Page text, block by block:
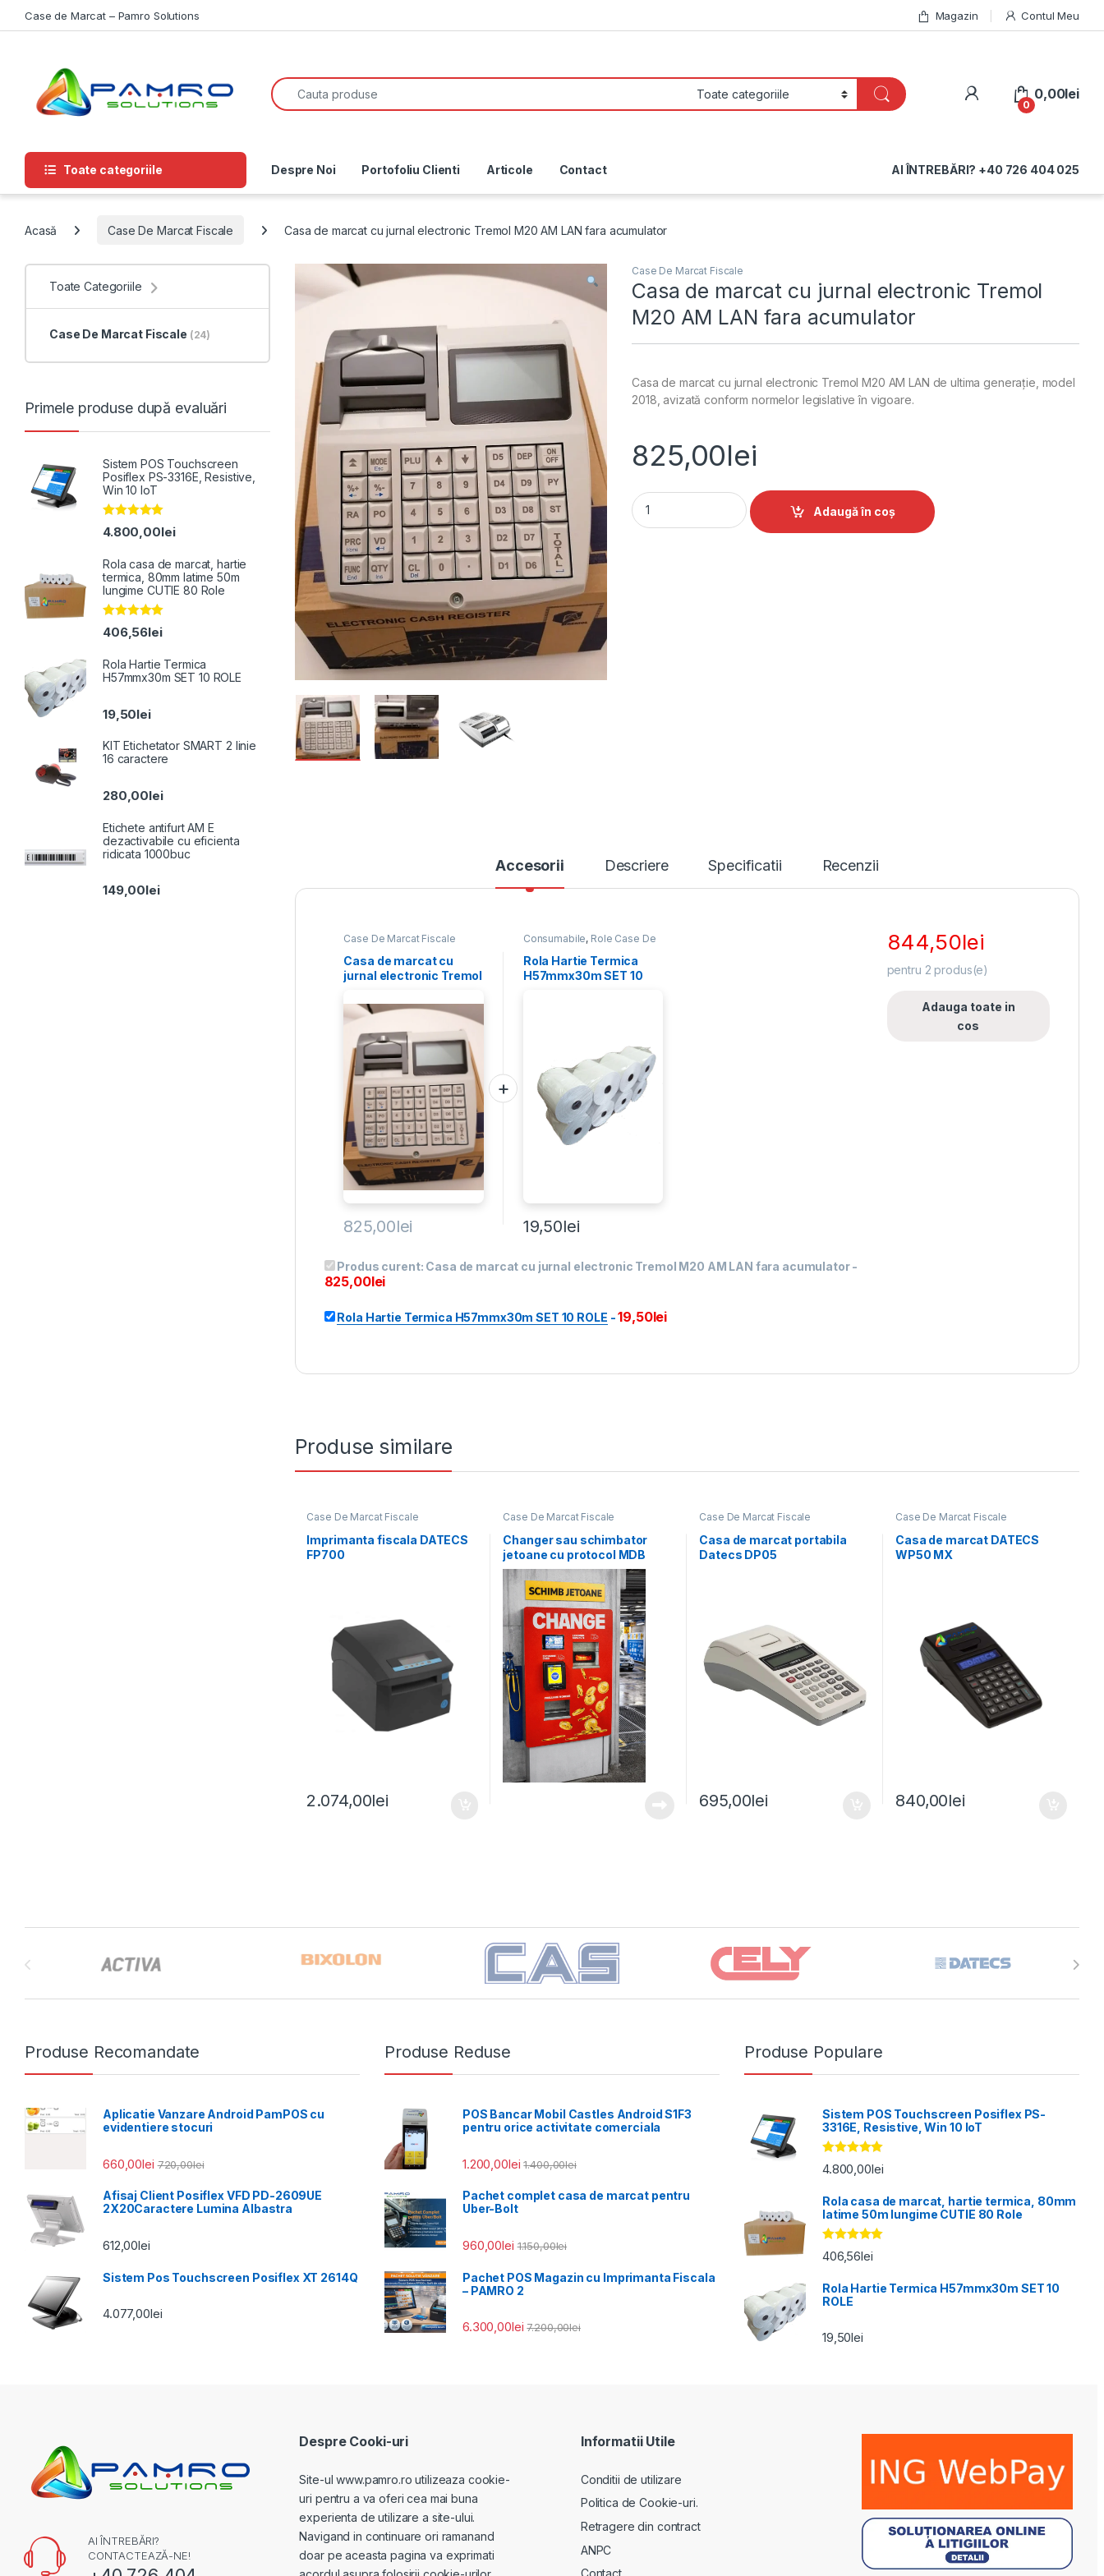
Case de Marcat – Pamro Solutions Magazin Contul Meu
Search for:
My Account
0
0,00lei
Toate categoriile Despre Noi Portofoliu Clienti Articole Contact AI ÎNTREBĂRI? +40 726 404 025
Acasă Case De Marcat Fiscale Casa de marcat cu jurnal electronic Tremol M20 AM LAN fara acumulator
Case De Marcat Fiscale
Casa de marcat cu jurnal electronic Tremol
M20 AM LAN fara acumulator
Casa de marcat cu jurnal electronic Tremol M20 AM LAN de ultima generație, model
2018, avizată conform normelor legislative în vigoare.
825,00lei
Casa de marcat cu jurnal electronic Tremol M20 AM LAN fara acumulator
Adaugă în coș
Accesorii Descriere Specificatii Recenzii
Case De Marcat Fiscale
Casa de marcat cu
jurnal electronic Tremol
acumulator
825,00lei
Consumabile, Role Case De
Rola Hartie Termica
H57mmx30m SET 10
19,50lei
Produs curent: Casa de marcat cu jurnal electronic Tremol M20 AM LAN fara acumulator-
825,00lei
Rola Hartie Termica H57mmx30m SET 10 ROLE -19,50lei
844,50lei
pentru 2 produs(e)
Adauga toate in
cos
Produse similare
Case De Marcat Fiscale
Imprimanta fiscala DATECS
FP700
2.074,00lei
Case De Marcat Fiscale
Changer sau schimbator
jetoane cu protocol MDB
Fiscalizare CASH si CARD
Case De Marcat Fiscale
Casa de marcat portabila
Datecs DP05
695,00lei
Case De Marcat Fiscale
Casa de marcat DATECS
WP50 MX
840,00lei
Toate Categoriile
Case De Marcat Fiscale (24)
Primele produse după evaluări
Sistem POS Touchscreen
Posiflex PS-3316E, Resistive,
Win 10 IoT
Evaluat la
5.00din 5
4.800,00lei
Rola casa de marcat, hartie
termica, 80mm latime 50m
lungime CUTIE 80 Role
Evaluat la
5.00din 5
406,56lei
Rola Hartie Termica
H57mmx30m SET 10 ROLE
19,50lei
KIT Etichetator SMART 2 linie
16 caractere
280,00lei
Etichete antifurt AM E
dezactivabile cu eficienta
ridicata 1000buc
149,00lei
Produse Recomandate
Aplicatie Vanzare Android PamPOS cu
evidentiere stocuri
660,00lei 720,00lei
Afisaj Client Posiflex VFD PD-2609UE
2X20Caractere Lumina Albastra
612,00lei
Sistem Pos Touchscreen Posiflex XT 2614Q
4.077,00lei
Produse Reduse
POS Bancar Mobil Castles Android S1F3
pentru orice activitate comerciala
1.200,00lei 1.400,00lei
Pachet complet casa de marcat pentru
Uber-Bolt
960,00lei 1.150,00lei
Pachet POS Magazin cu Imprimanta Fiscala
– PAMRO 2
6.300,00lei 7.200,00lei
Produse Populare
Sistem POS Touchscreen Posiflex PS-
3316E, Resistive, Win 10 IoT
Evaluat la
5.00din 5
4.800,00lei
Rola casa de marcat, hartie termica, 80mm
latime 50m lungime CUTIE 80 Role
Evaluat la
5.00din 5
406,56lei
Rola Hartie Termica H57mmx30m SET 10
ROLE
19,50lei
AI ÎNTREBĂRI?
CONTACTEAZĂ-NE!
Despre Cooki-uri
Site-ul www.pamro.ro utilizeaza cookie-
uri pentru a va oferi cea mai buna
experienta de utilizare a site-ului.
Navigand in continuare ori ramanand
doar pe aceasta pagina va exprimati
Informatii Utile
Conditii de utilizare
Politica de Cookie-uri.
Retragere din contract
ANPC